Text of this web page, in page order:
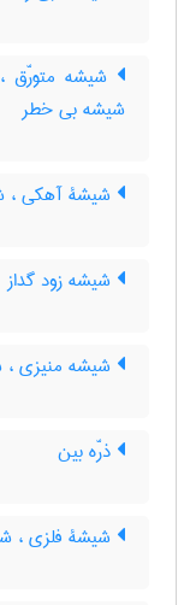
شیشه متورّق
شیشه بی خطر
شیشۀ آهکی ،
شیشه زود گداز
شیشه منیزی
ذرّه بین
شیشۀ فلزی ،